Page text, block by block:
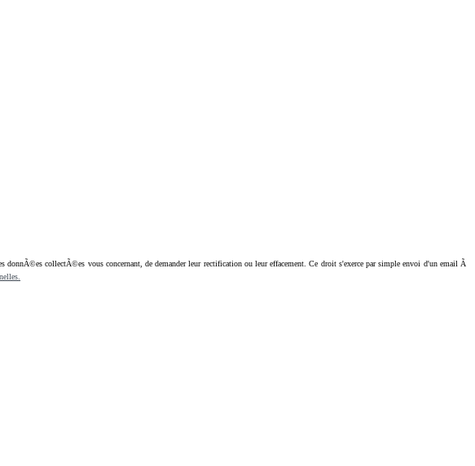
collectÃ©es vous concernant, de demander leur rectification ou leur effacement. Ce droit s'exerce par simple envoi d'un email Ã